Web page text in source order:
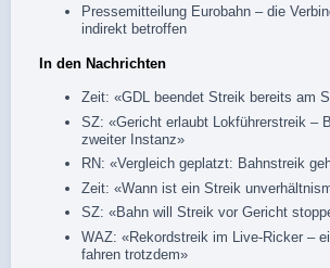
Pressemitteilung Eurobahn – die
indirekt betroffen
In den Nachrichten
Zeit: «GDL beendet Streik bereits am
SZ: «Gericht erlaubt Lokführerstreik –
zweiter Instanz»
RN: «Vergleich geplatzt: Bahnstreik
Zeit: «Wann ist ein Streik
SZ: «Bahn will Streik vor Gericht
WAZ: «Rekordstreik im Live-Ricker –
fahren trotzdem»